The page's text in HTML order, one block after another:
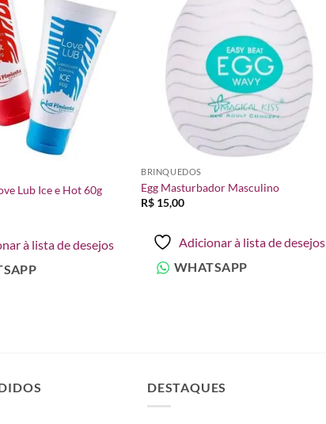
Adicionar
desejos
Lub Ice e Hot 60g
à lista de desejos
Adicionar
à lista de
desejos
BRINQUEDOS
Egg Masturbador Masculino
R$ 15,00
Adicionar à lista de desejos
WHATSAPP
DESTAQUES